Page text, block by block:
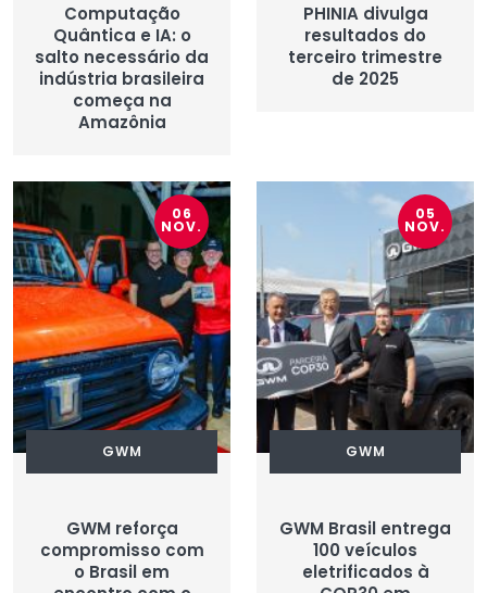
Computação
Quântica e IA: o
salto necessário da
indústria brasileira
começa na
Amazônia
PHINIA divulga
resultados do
terceiro trimestre
de 2025
06
NOV.
GWM
GWM reforça
compromisso com
o Brasil em
05
NOV.
GWM
GWM Brasil entrega
100 veículos
eletrificados à